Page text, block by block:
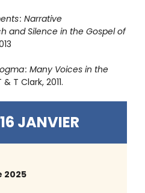
: Narrative
and Silence in the Gospel of
: Many Voices in the
T Clark, 2011.
JANVIER
2025